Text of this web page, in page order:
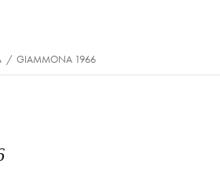
/ GIAMMONA 1966